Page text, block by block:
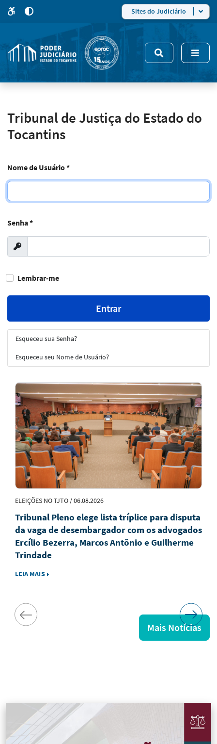
para
site
5
modo
de
alto
Sites do Judiciário
Tribunal de Justiça do Estado do
Tocantins
Nome de Usuário*
Senha*
Exibir
Lembrar-me
Entrar
Esqueceu sua Senha?
Esqueceu seu Nome de Usuário?
Notícias
em
Destaque
ELEIÇÕES NO TJTO / 06.08.2026
Tribunal Pleno elege lista tríplice para disputa
da vaga de desembargador com os advogados
Ercílio Bezerra, Marcos Antônio e Guilherme
Trindade
LEIA MAIS
Mais Notícias